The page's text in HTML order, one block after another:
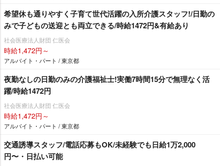
希望休も通りやすく子育て世代活躍の入所介護スタッフ!/日勤の
みで子どもの送迎とも両立できる/時給1472円&有給あり
社会医療法人財団 仁医会
時給1,472円～
アルバイト・パート / 東京都
夜勤なしの日勤のみの介護福祉士!実働7時間15分で無理なく活
躍/時給1472円
社会医療法人財団 仁医会
時給1,472円～
アルバイト・パート / 東京都
交通誘導スタッフ/電話応募もOK/未経験でも日給1万2,000
円〜・日払い可能